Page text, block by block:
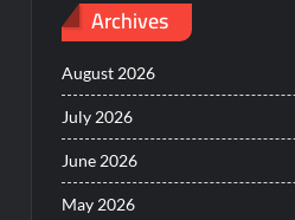
Archives
August 2026
July 2026
June 2026
May 2026